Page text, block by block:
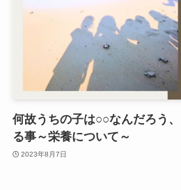
何故うちの子は○○なんだろう
る事～栄養について～
2023年8月7日